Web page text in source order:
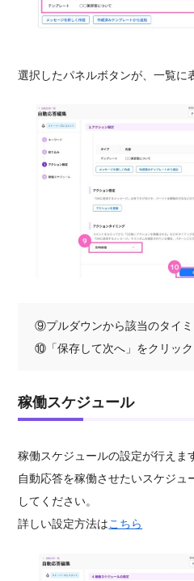
選択したパネルボタンが、一覧に
⑨プルダウンから該当のタイ
⑩「保存して次へ」をクリック
稼働スケジュール
稼働スケジュールの設定が行えま
自動応答を稼働させたいスケジュ
してください。
詳しい設定方法はこちら